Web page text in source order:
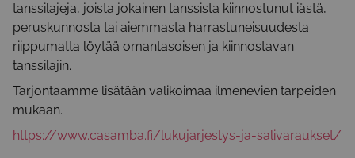
tanssilajeja, joista jokainen tanssista kiinnostunut iästä,
peruskunnosta tai aiemmasta harrastuneisuudesta
riippumatta löytää omantasoisen ja kiinnostavan
tanssilajin.
Tarjontaamme lisätään valikoimaa ilmenevien tarpeiden
mukaan.
https://www.casamba.fi/lukujarjestys-ja-salivaraukset/